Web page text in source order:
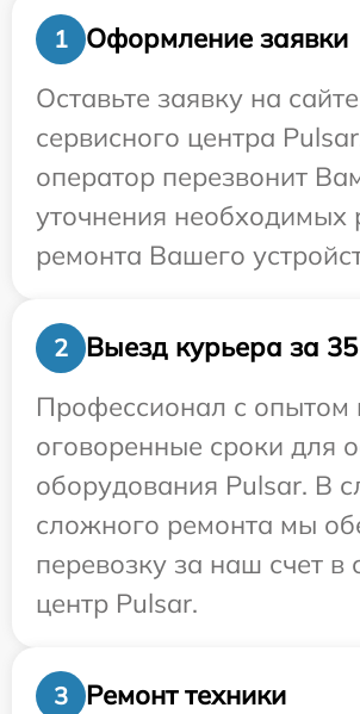
1
Оформление заявки
Оставьте заявку на сайте
сервисного центра
оператор перезвонит
уточнения необходимых
ремонта Вашего
2
Выезд курьера за
Профессионал с опытом
оговоренные сроки для
оборудования Pulsar. В
сложного ремонта мы
перевозку за наш счет в
центр Pulsar.
3
Ремонт техники